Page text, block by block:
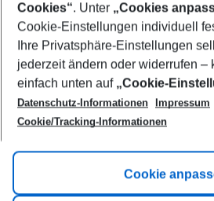
Footer
Footer navigation
Title A
Link A
Cookies“. Unter „Cookies
Cookie-Einstellungen individuell
Ihre Privatsphäre-Einstellungen
jederzeit ändern oder widerrufen –
einfach unten auf „Cookie-
Datenschutz-Informationen
Impressum
Cookie/Tracking-Informationen
Cookie